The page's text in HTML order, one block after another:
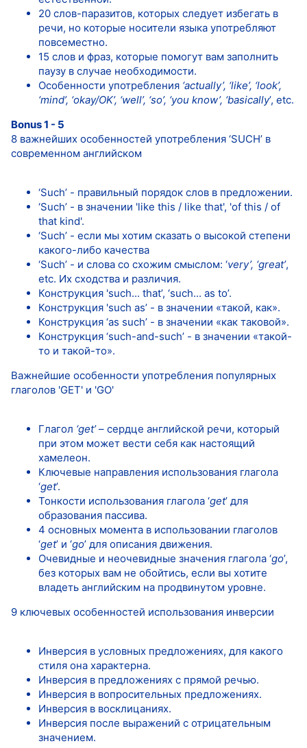
20 слов-паразитов, которых следует избегать в
речи, но которые носители языка употребляют
повсеместно.
15 слов и фраз, которые помогут вам заполнить
паузу в случае необходимости.
Особенности употребления ‘actually’, ‘like’, ‘look’,
‘mind’, ‘okay/OK’, ‘well’, ‘so’, ‘you know’, ‘basically’, etc.
Bonus 1 - 5
8 важнейших особенностей употребления ‘SUCH’ в
современном английском
‘Such’ - правильный порядок слов в предложении.
‘Such’ - в значении 'like this / like that', 'of this / of
that kind'.
‘Such’ - если мы хотим сказать о высокой степени
какого-либо качества
‘Such’ - и слова со схожим смыслом: ‘very’, ‘great’,
etc. Их сходства и различия.
Конструкция 'such... that’, ‘such... as to’.
Конструкция 'such as’ - в значении «такой, как».
Конструкция ‘as such’ - в значении «как таковой».
Конструкция ‘such-and-such’ - в значении «такой-
то и такой-то».
Важнейшие особенности употребления популярных
глаголов 'GET' и 'GO'
Глагол ‘get’– сердце английской речи, который
при этом может вести себя как настоящий
хамелеон.
Ключевые направления использования глагола
‘get’.
Тонкости использования глагола ‘get’ для
образования пассива.
4 основных момента в использовании глаголов
‘get’ и ‘go’ для описания движения.
Очевидные и неочевидные значения глагола ‘go’,
без которых вам не обойтись, если вы хотите
владеть английским на продвинутом уровне.
9 ключевых особенностей использования инверсии
Инверсия в условных предложениях, для какого
стиля она характерна.
Инверсия в предложениях с прямой речью.
Инверсия в вопросительных предложениях.
Инверсия в восклицаниях.
Инверсия после выражений с отрицательным
значением.